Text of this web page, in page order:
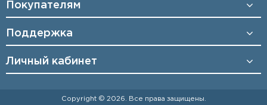
Покупателям
Поддержка
Личный кабинет
Copyright © 2026. Все права защищены.